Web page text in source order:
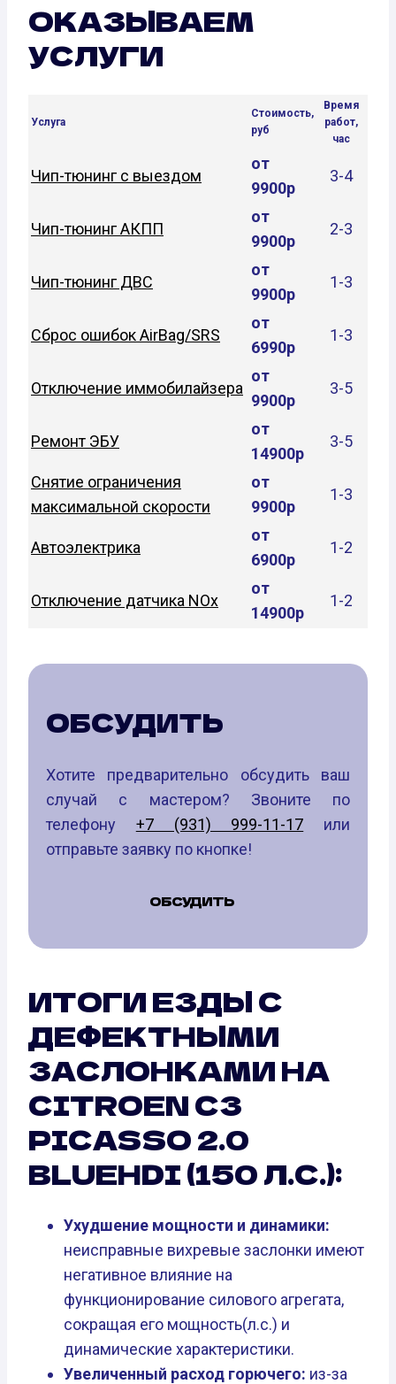
ОКАЗЫВАЕМ
УСЛУГИ
Услуга
Стоимость,
руб
Время
работ,
час
Чип-тюнинг с выездом
от
9900р
3-4
Чип-тюнинг АКПП
от
9900р
2-3
Чип-тюнинг ДВС
от
9900р
1-3
Сброс ошибок AirBag/SRS
от
6990р
1-3
Отключение иммобилайзера
от
9900р
3-5
Ремонт ЭБУ
от
14900р
3-5
Снятие ограничения
максимальной скорости
от
9900р
1-3
Автоэлектрика
от
6900р
1-2
Отключение датчика NOx
от
14900р
1-2
ОБСУДИТЬ
Хотите предварительно обсудить ваш
случай с мастером? Звоните по
телефону +7 (931) 999-11-17 или
отправьте заявку по кнопке!
ОБСУДИТЬ
ИТОГИ ЕЗДЫ С
ДЕФЕКТНЫМИ
ЗАСЛОНКАМИ НА
CITROEN C3
PICASSO 2.0
BLUEHDI (150 Л.С.):
Ухудшение мощности и динамики:
неисправные вихревые заслонки имеют
негативное влияние на
функционирование силового агрегата,
сокращая его мощность(л.с.) и
динамические характеристики.
Увеличенный расход горючего: из-за